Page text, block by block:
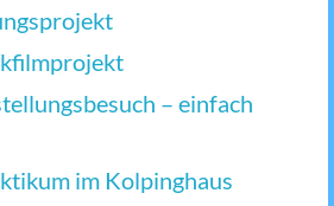
– einfach
im Kolpinghaus